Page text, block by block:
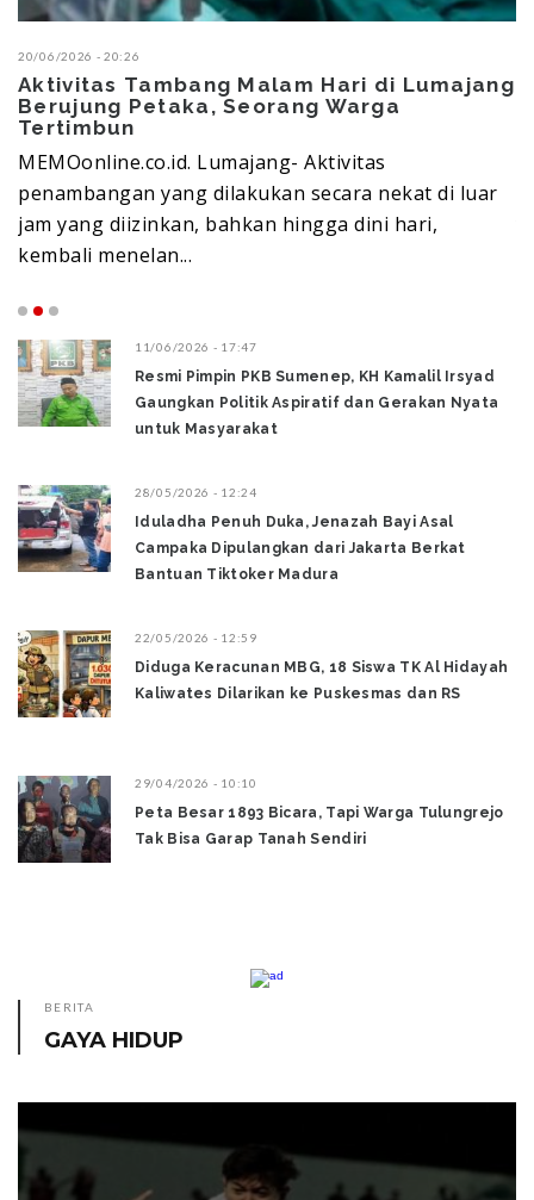
luar
20/06/2026 - 13:06
Dipaksakan! Proyek Rusun Polri Miliaran
Rupiah di Lumajang Mangkrak, PU-TR
Bungkam
MEMOonline.co.id. Lumajang- Proyek
rumah susun untuk lingkungan Polres Lumajang
yang dibiayai dari hibah Pemerintah Kabupaten
Lumajang...
11/06/2026 - 17:47
Resmi Pimpin PKB Sumenep, KH Kamalil Irsyad
Gaungkan Politik Aspiratif dan Gerakan Nyata
untuk Masyarakat
28/05/2026 - 12:24
Iduladha Penuh Duka, Jenazah Bayi Asal
Campaka Dipulangkan dari Jakarta Berkat
Bantuan Tiktoker Madura
22/05/2026 - 12:59
Diduga Keracunan MBG, 18 Siswa TK Al Hidayah
Kaliwates Dilarikan ke Puskesmas dan RS
29/04/2026 - 10:10
Peta Besar 1893 Bicara, Tapi Warga Tulungrejo
Tak Bisa Garap Tanah Sendiri
BERITA
GAYA HIDUP